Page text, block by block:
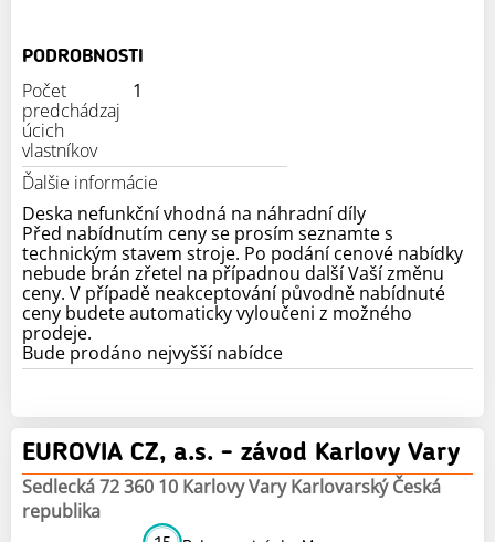
PODROBNOSTI
Počet
predchádzaj
úcich
vlastníkov
1
Ďalšie informácie
Deska nefunkční vhodná na náhradní díly
Před nabídnutím ceny se prosím seznamte s
technickým stavem stroje. Po podání cenové nabídky
nebude brán zřetel na případnou další Vaší změnu
ceny. V případě neakceptování původně nabídnuté
ceny budete automaticky vyloučeni z možného
prodeje.
Bude prodáno nejvyšší nabídce
EUROVIA CZ, a.s. - závod Karlovy Vary
Sedlecká 72 360 10 Karlovy Vary Karlovarský Česká
republika